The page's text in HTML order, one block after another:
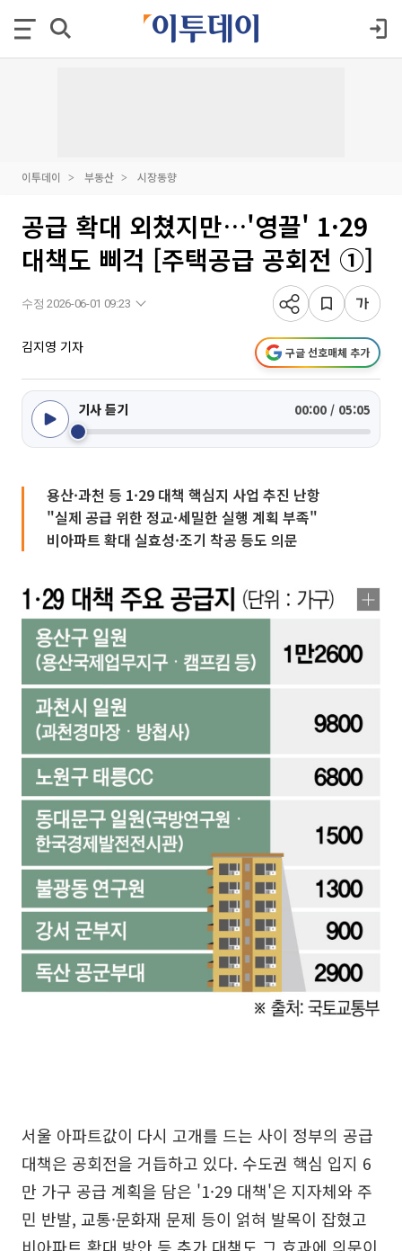
이투데이 부동산 시장동향
공급 확대 외쳤지만…'영끌' 1·29
대책도 삐걱 [주택공급 공회전 ①]
수정 2026-06-01 09:23
김지영 기자 구글 선호매체 추가
기사 듣기 00:00 / 05:05
용산·과천 등 1·29 대책 핵심지 사업 추진 난항
"실제 공급 위한 정교·세밀한 실행 계획 부족"
비아파트 확대 실효성·조기 착공 등도 의문
서울 아파트값이 다시 고개를 드는 사이 정부의 공급
대책은 공회전을 거듭하고 있다. 수도권 핵심 입지 6
만 가구 공급 계획을 담은 '1·29 대책'은 지자체와 주
민 반발, 교통·문화재 문제 등이 얽혀 발목이 잡혔고